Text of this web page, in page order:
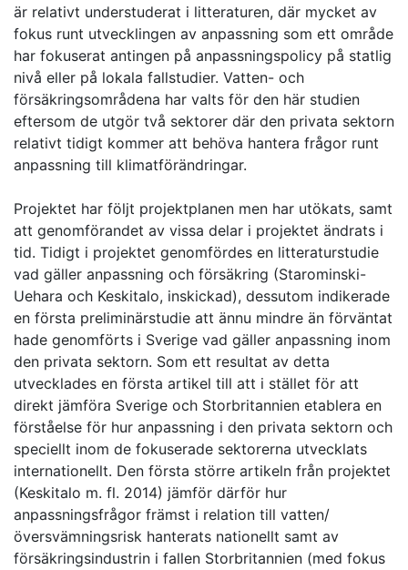
är relativt understuderat i litteraturen, där mycket av
fokus runt utvecklingen av anpassning som ett område
har fokuserat antingen på anpassningspolicy på statlig
nivå eller på lokala fallstudier. Vatten- och
försäkringsområdena har valts för den här studien
eftersom de utgör två sektorer där den privata sektorn
relativt tidigt kommer att behöva hantera frågor runt
anpassning till klimatförändringar.
Projektet har följt projektplanen men har utökats, samt
att genomförandet av vissa delar i projektet ändrats i
tid. Tidigt i projektet genomfördes en litteraturstudie
vad gäller anpassning och försäkring (Starominski-
Uehara och Keskitalo, inskickad), dessutom indikerade
en första preliminärstudie att ännu mindre än förväntat
hade genomförts i Sverige vad gäller anpassning inom
den privata sektorn. Som ett resultat av detta
utvecklades en första artikel till att i stället för att
direkt jämföra Sverige och Storbritannien etablera en
förståelse för hur anpassning i den privata sektorn och
speciellt inom de fokuserade sektorerna utvecklats
internationellt. Den första större artikeln från projektet
(Keskitalo m. fl. 2014) jämför därför hur
anpassningsfrågor främst i relation till vatten/
översvämningsrisk hanterats nationellt samt av
försäkringsindustrin i fallen Storbritannien (med fokus